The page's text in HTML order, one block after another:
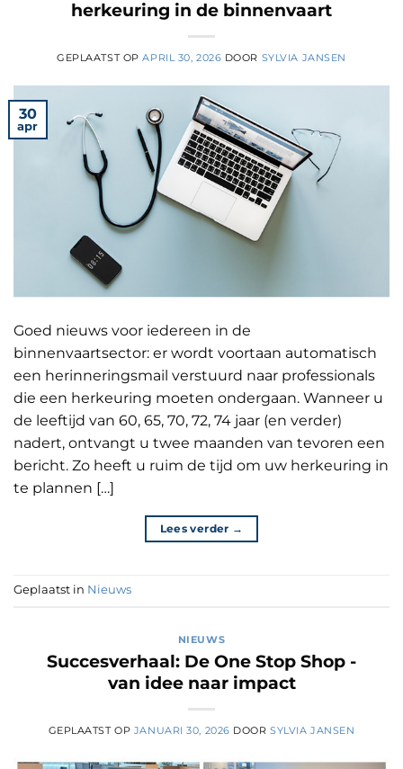
herkeuring in de binnenvaart
GEPLAATST OPAPRIL 30, 2026 DOOR SYLVIA JANSEN
30
apr
Goed nieuws voor iedereen in de
binnenvaartsector: er wordt voortaan automatisch
een herinneringsmail verstuurd naar professionals
die een herkeuring moeten ondergaan. Wanneer u
de leeftijd van 60, 65, 70, 72, 74 jaar (en verder)
nadert, ontvangt u twee maanden van tevoren een
bericht. Zo heeft u ruim de tijd om uw herkeuring in
te plannen […]
Lees verder →
Geplaatst in Nieuws
NIEUWS
Succesverhaal: De One Stop Shop -
van idee naar impact
GEPLAATST OP JANUARI 30, 2026 DOORSYLVIA JANSEN